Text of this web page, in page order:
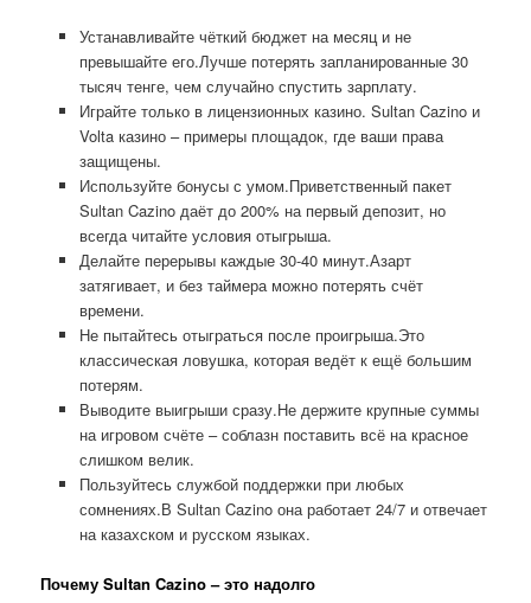
Устанавливайте чёткий бюджет на месяц и не
превышайте его.Лучше потерять запланированные 30
тысяч тенге, чем случайно спустить зарплату.
Играйте только в лицензионных казино. Sultan Cazino и
Volta казино – примеры площадок, где ваши права
защищены.
Используйте бонусы с умом.Приветственный пакет
Sultan Cazino даёт до 200% на первый депозит, но
всегда читайте условия отыгрыша.
Делайте перерывы каждые 30-40 минут.Азарт
затягивает, и без таймера можно потерять счёт
времени.
Не пытайтесь отыграться после проигрыша.Это
классическая ловушка, которая ведёт к ещё большим
потерям.
Выводите выигрыши сразу.Не держите крупные суммы
на игровом счёте – соблазн поставить всё на красное
слишком велик.
Пользуйтесь службой поддержки при любых
сомнениях.В Sultan Cazino она работает 24/7 и отвечает
на казахском и русском языках.
Почему Sultan Cazino – это надолго